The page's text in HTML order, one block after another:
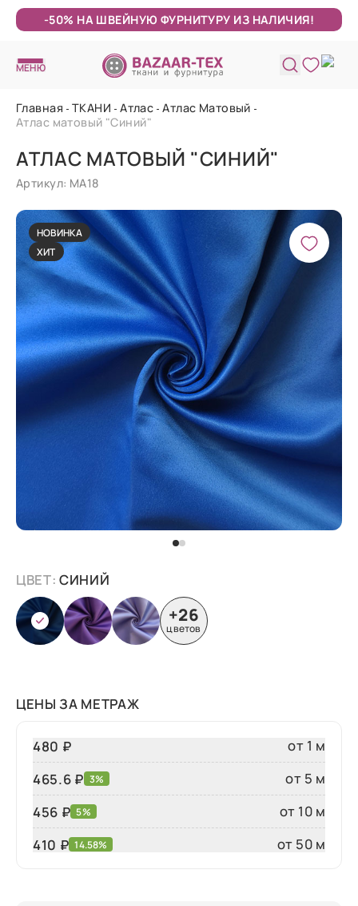
-50% НА ШВЕЙНУЮ ФУРНИТУРУ ИЗ НАЛИЧИЯ!
МЕНЮ
Главная ТКАНИ Атлас Атлас Матовый
Атлас матовый "Синий"
АТЛАС МАТОВЫЙ "СИНИЙ"
Артикул: МА18
НОВИНКА
ХИТ
ЦВЕТ:СИНИЙ
+26
цветов
ЦЕНЫ ЗА МЕТРАЖ
480 ₽
от 1 м
465.6 ₽ 3%
от 5 м
456 ₽ 5%
от 10 м
410 ₽ 14.58% от 50 м